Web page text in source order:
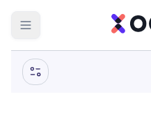
Votre
recherche